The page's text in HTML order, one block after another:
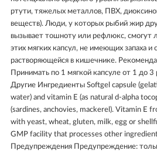
ртути, тяжелых металлов, ПВХ,
веществ). Люди, у которых рыбий жир
вызывает тошноту или рефлюкс, смогут
этих мягких капсул, не имеющих запаха
растворяющейся в кишечнике.
Принимать по 1 мягкой капсуле от 1 до 3
Другие Ингредиенты Softgel capsule
water) and vitamin E (as natural d-alpha
(sardines, anchovies, mackerel). Vitamin E
with yeast, wheat, gluten, milk, egg or
GMP facility that processes other
Предупреждения Предупреждение: